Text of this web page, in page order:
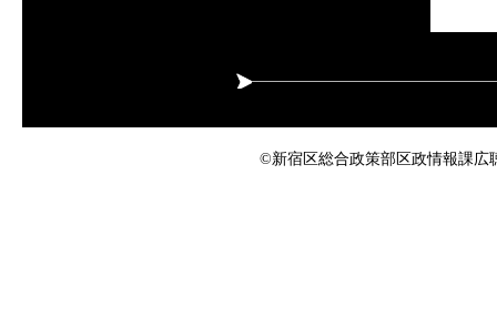
©新宿区総合政策部区政情報課広